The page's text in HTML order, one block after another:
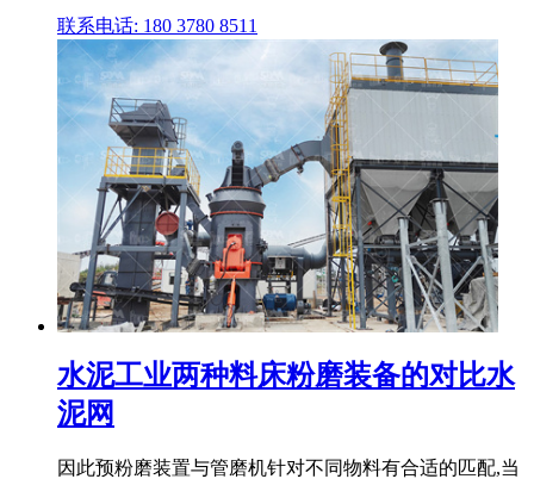
联系电话: 180 3780 8511
水泥工业两种料床粉磨装备的对比水
泥网
因此预粉磨装置与管磨机针对不同物料有合适的匹配,当